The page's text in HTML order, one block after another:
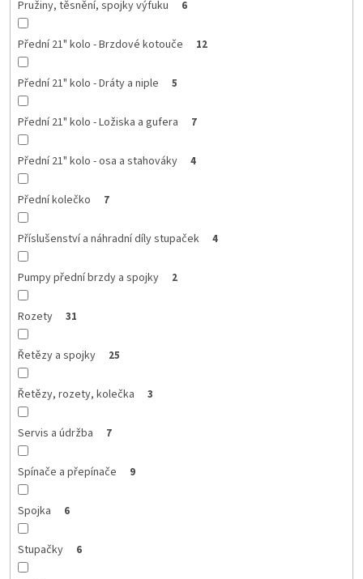
Pružiny, těsnění, spojky výfuku 6
Přední 21" kolo - Brzdové kotouče 12
Přední 21" kolo - Dráty a niple 5
Přední 21" kolo - Ložiska a gufera 7
Přední 21" kolo - osa a stahováky 4
Přední kolečko 7
Příslušenství a náhradní díly stupaček 4
Pumpy přední brzdy a spojky 2
Rozety 31
Řetězy a spojky 25
Řetězy, rozety, kolečka 3
Servis a údržba 7
Spínače a přepínače 9
Spojka 6
Stupačky 6